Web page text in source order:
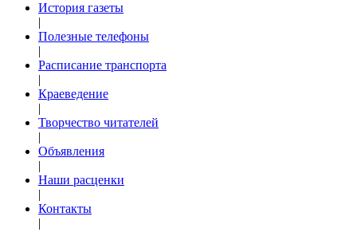
История газеты
|
Полезные телефоны
|
Расписание транспорта
|
Краеведение
|
Творчество читателей
|
Объявления
|
Наши расценки
|
Контакты
|